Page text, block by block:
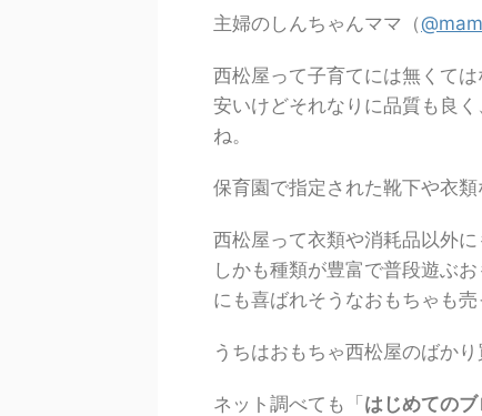
主婦のしんちゃんママ（
西松屋って子育てには無くては
安いけどそれなりに品質も良
ね。
保育園で指定された靴下や衣
西松屋って衣類や消耗品以外
しかも種類が豊富で普段遊ぶ
にも喜ばれそうなおもちゃも売
うちはおもちゃ西松屋のばかり
ネット調べても「 はじめての